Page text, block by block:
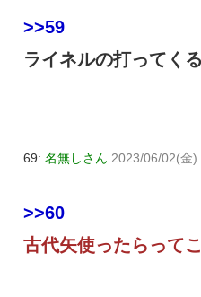
>>59
ライネルの打ってく
69: 名無しさん 2023/06/02(金
>>60
古代矢使ったらって